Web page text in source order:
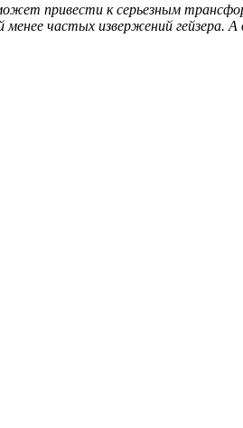
привести к серьезным
частых извержений гейзера. А